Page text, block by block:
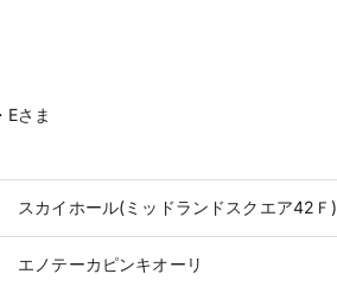
Eさま
スカイホール(ミッドランドスクエア42Ｆ)
エノテーカピンキオーリ